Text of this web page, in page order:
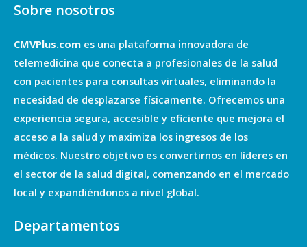
Sobre nosotros
CMVPlus.com es una plataforma innovadora de
telemedicina que conecta a profesionales de la salud
con pacientes para consultas virtuales, eliminando la
necesidad de desplazarse físicamente. Ofrecemos una
experiencia segura, accesible y eficiente que mejora el
acceso a la salud y maximiza los ingresos de los
médicos. Nuestro objetivo es convertirnos en líderes en
el sector de la salud digital, comenzando en el mercado
local y expandiéndonos a nivel global.
Departamentos